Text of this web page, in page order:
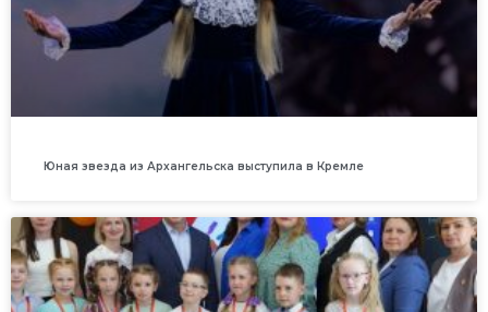
Юная звезда из Архангельска выступила в Кремле